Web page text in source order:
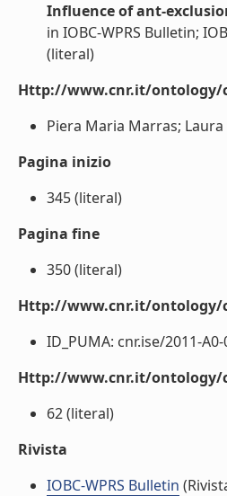
Influence of ant-
in IOBC-WPRS Bulletin;
(literal)
Http://www.cnr.it/
Piera Maria Marras;
Pagina inizio
345 (literal)
Pagina fine
350 (literal)
Http://www.cnr.it/
ID_PUMA: cnr.ise/2011-
Http://www.cnr.it/ontology/
62 (literal)
Rivista
IOBC-WPRS Bulletin